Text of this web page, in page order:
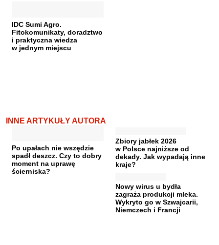
IDC Sumi Agro.
Fitokomunikaty, doradztwo
i praktyczna wiedza
w jednym miejscu
INNE ARTYKUŁY AUTORA
Po upałach nie wszędzie
spadł deszcz. Czy to dobry
moment na uprawę
ścierniska?
Zbiory jabłek 2026
w Polsce najniższe od
dekady. Jak wypadają inne
kraje?
Nowy wirus u bydła
zagraża produkcji mleka.
Wykryto go w Szwajcarii,
Niemczech i Francji